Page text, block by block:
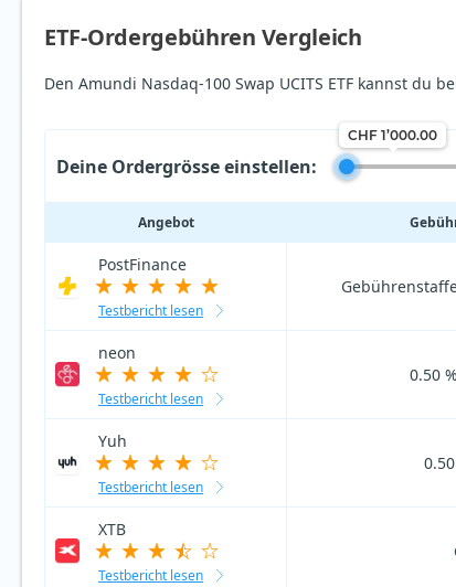
ETF-Ordergebühren Vergleich
Den Amundi Nasdaq-100 Swap UCITS ETF kannst
Deine Ordergrösse einstellen:
CHF 1’000.00
Angebot
PostFinance
Testbericht lesen
neon
Testbericht lesen
0.50
Yuh
Testbericht lesen
XTB
Testbericht lesen